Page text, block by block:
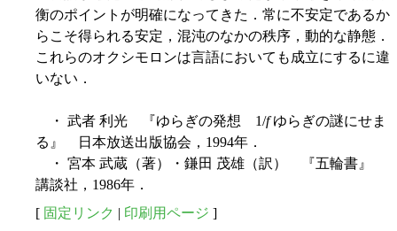
衡のポイントが明確になってきた．常に不安定であるか
らこそ得られる安定，混沌のなかの秩序，動的な静態．
これらのオクシモロンは言語においても成立にするに違
いない．
・ 武者 利光 『ゆらぎの発想 1/fゆらぎの謎にせま
る』 日本放送出版協会，1994年．
・ 宮本 武蔵（著）・鎌田 茂雄（訳） 『五輪書』
講談社，1986年．
[ 固定リンク | 印刷用ページ ]